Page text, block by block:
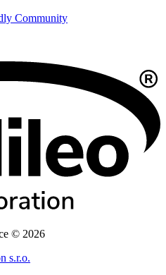
Community
© 2026
s.r.o.